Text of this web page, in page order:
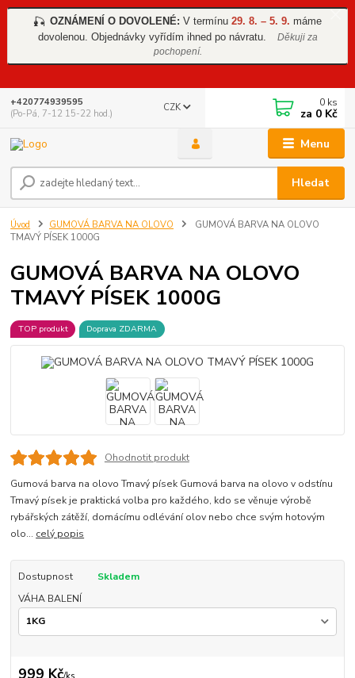
🎣 OZNÁMENÍ O DOVOLENÉ: V termínu 29. 8. – 5. 9. máme
dovolenou. Objednávky vyřídím ihned po návratu.
Děkuji za
pochopení.
Menu
CZK
Hledat
+420774939595
(Po-Pá, 7-12 15-22 hod.)
0 ks
za 0 Kč
Úvod GUMOVÁ BARVA NA OLOVO
GUMOVÁ BARVA NA OLOVO
TMAVÝ PÍSEK 1000G
GUMOVÁ BARVA NA OLOVO
TMAVÝ PÍSEK 1000G
TOP produkt Doprava ZDARMA
Ohodnotit produkt
Gumová barva na olovo Tmavý písek Gumová barva na olovo v odstínu
Tmavý písek je praktická volba pro každého, kdo se věnuje výrobě
rybářských zátěží, domácímu odlévání olov nebo chce svým hotovým
olo... celý popis
Dostupnost
Skladem
VÁHA BALENÍ
999 Kč